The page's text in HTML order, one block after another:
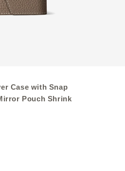
Case with Snap
Pouch Shrink